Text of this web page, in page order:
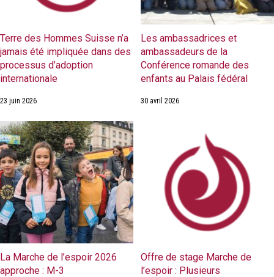
Terre des Hommes Suisse n’a
jamais été impliquée dans des
processus d’adoption
internationale
23 juin 2026
Les ambassadrices et
ambassadeurs de la
Conférence romande des
enfants au Palais fédéral
30 avril 2026
La Marche de l’espoir 2026
approche : M-3
Offre de stage Marche de
l’espoir : Plusieurs